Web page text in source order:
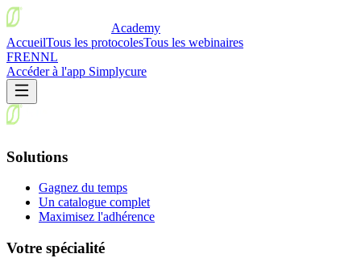
Academy
AccueilTous les protocolesTous les webinaires
FRENNL
Accéder à l'app Simplycure
Solutions
Gagnez du temps
Un catalogue complet
Maximisez l'adhérence
Votre spécialité